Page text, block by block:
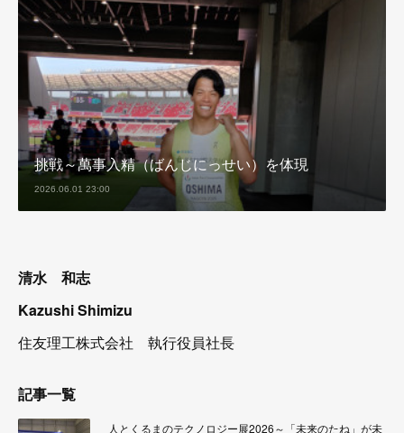
挑戦～萬事入精（ばんじにっせい）を体現
2026.06.01 23:00
清水 和志
Kazushi Shimizu
住友理工株式会社 執行役員社長
記事一覧
人とくるまのテクノロジー展2026～「未来のたね」が未